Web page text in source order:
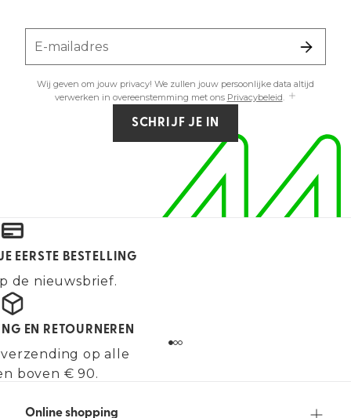
E-mailadres
Wij geven om jouw privacy! We zullen jouw persoonlijke data altijd
verwerken in overeenstemming met ons Privacybeleid.
SCHRIJF JE IN
EERSTE BESTELLING
de nieuwsbrief.
EN RETOURNEREN
op alle
boven € 90.
Online shopping